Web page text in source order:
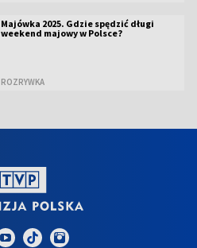
Majówka 2025. Gdzie spędzić długi
weekend majowy w Polsce?
ROZRYWKA